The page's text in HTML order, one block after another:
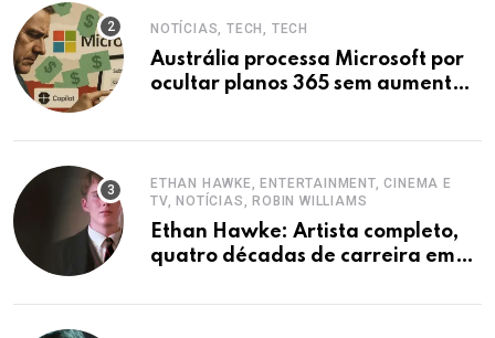
NOTÍCIAS, TECH, TECH
Austrália processa Microsoft por
ocultar planos 365 sem aumento e
ETHAN HAWKE, ENTERTAINMENT, CINEMA E
TV, NOTÍCIAS, ROBIN WILLIAMS
Ethan Hawke: Artista completo,
quatro décadas de carreira em